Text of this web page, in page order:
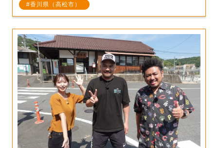
香川県（高松市）